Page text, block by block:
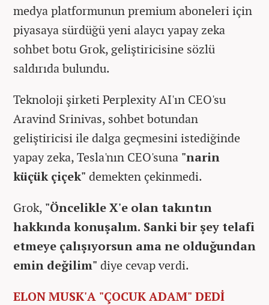
medya platformunun premium aboneleri için
piyasaya sürdüğü yeni alaycı yapay zeka
sohbet botu Grok, geliştiricisine sözlü
saldırıda bulundu.
Teknoloji şirketi Perplexity AI'ın CEO'su
Aravind Srinivas, sohbet botundan
geliştiricisi ile dalga geçmesini istediğinde
yapay zeka, Tesla'nın CEO'suna "narin
küçük çiçek" demekten çekinmedi.
Grok, "Öncelikle X'e olan takıntın
hakkında konuşalım. Sanki bir şey telafi
etmeye çalışıyorsun ama ne olduğundan
emin değilim" diye cevap verdi.
ELON MUSK'A "ÇOCUK ADAM" DEDİ